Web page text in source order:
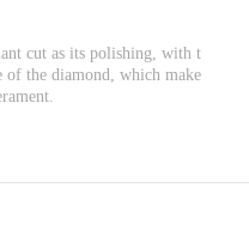
cut as its polishing, with t
of the diamond, which make